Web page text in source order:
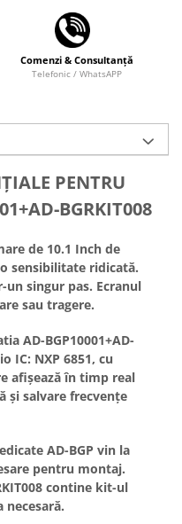
Comenzi & Consultanță
Telefonic / WhatsAPP
PENTRU
BGRKIT008
de 10.1 Inch de
sensibilitate ridicată.
singur pas. Ecranul
sau tragere.
AD-BGP10001+AD-
IC: NXP 6851, cu
afișează în timp real
și salvare frecvențe
AD-BGP vin la
pentru montaj.
contine kit-ul